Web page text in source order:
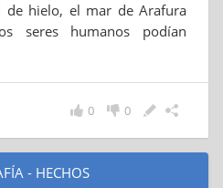
de hielo, el mar de Arafura
seres humanos podían
0
0
- HECHOS